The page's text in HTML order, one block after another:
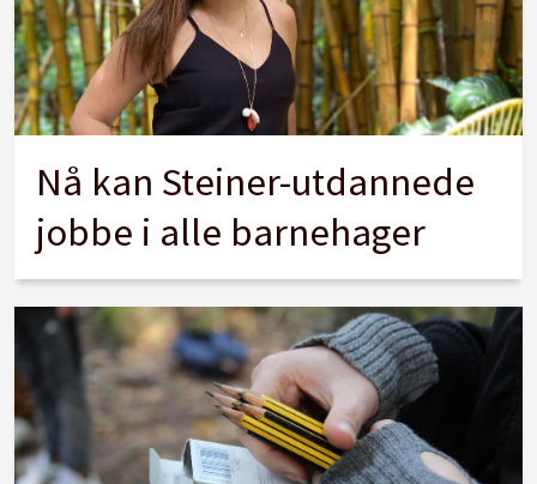
Nå kan Steiner-utdannede
jobbe i alle barnehager